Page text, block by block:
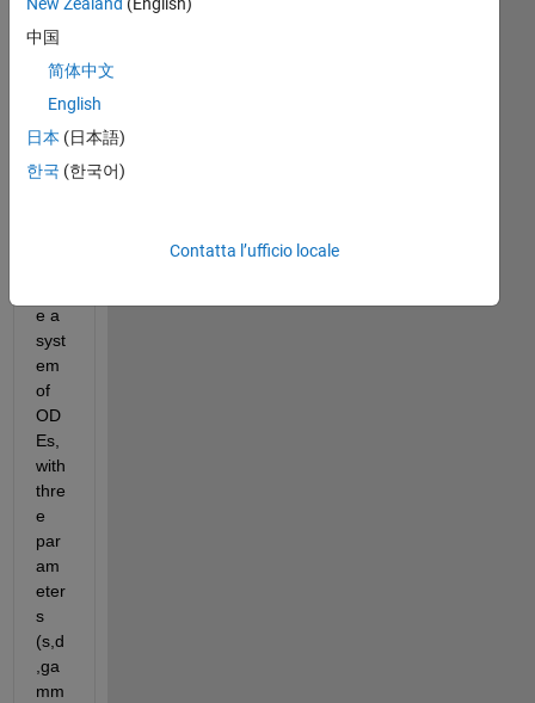
De
Mat
lab
Tea
e a
syst
em
of
OD
Es,
with
thre
e
par
am
eter
s
(s,d
,ga
mm
New Zealand (English)
中国
简体中文
English
日本 (日本語)
한국 (한국어)
Contatta l’ufficio locale